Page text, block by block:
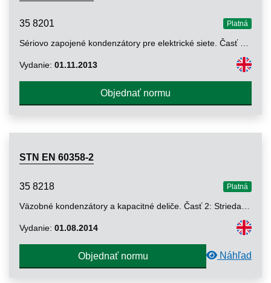
35 8201 Platná
Vydanie: 01.11.2013
Objednať normu
STN EN 60358-2
35 8218 Platná
Vydanie: 01.08.2014
Objednať normu Náhľad